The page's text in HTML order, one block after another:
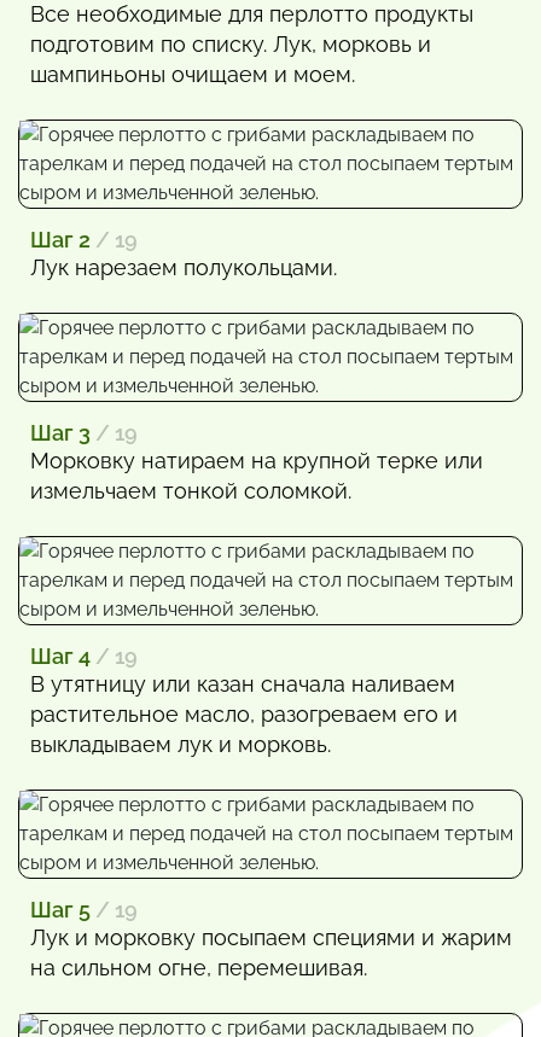
Все необходимые для перлотто продукты
подготовим по списку. Лук, морковь и
шампиньоны очищаем и моем.
Шаг 2 / 19
Лук нарезаем полукольцами.
Шаг 3 / 19
Морковку натираем на крупной терке или
измельчаем тонкой соломкой.
Шаг 4 / 19
В утятницу или казан сначала наливаем
растительное масло, разогреваем его и
выкладываем лук и морковь.
Шаг 5 / 19
Лук и морковку посыпаем специями и жарим
на сильном огне, перемешивая.